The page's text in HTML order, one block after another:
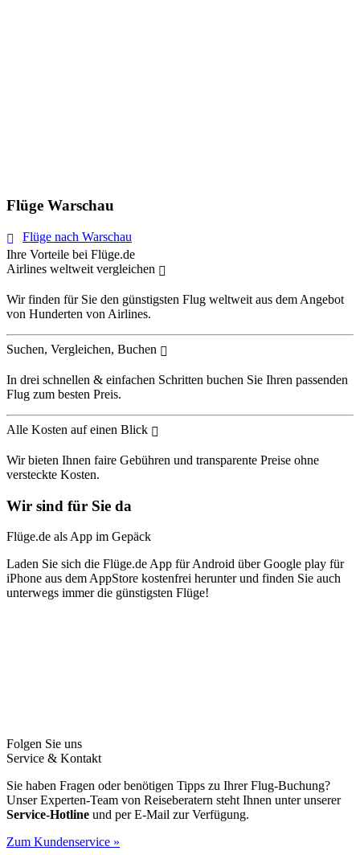
Flüge Warschau
Flüge nach Warschau
Ihre Vorteile bei Flüge.de
Airlines weltweit vergleichen
Wir finden für Sie den günstigsten Flug weltweit aus dem Angebot
von Hunderten von Airlines.
Suchen, Vergleichen, Buchen
In drei schnellen & einfachen Schritten buchen Sie Ihren passenden
Flug zum besten Preis.
Alle Kosten auf einen Blick
Wir bieten Ihnen faire Gebühren und transparente Preise ohne
versteckte Kosten.
Wir sind für Sie da
Flüge.de als App im Gepäck
Laden Sie sich die Flüge.de App für Android über Google play für
iPhone aus dem AppStore kostenfrei herunter und finden Sie auch
unterwegs immer die günstigsten Flüge!
Folgen Sie uns
Service & Kontakt
Sie haben Fragen oder benötigen Tipps zu Ihrer Flug-Buchung?
Unser Experten-Team von Reiseberatern steht Ihnen unter unserer
Service-Hotline und per E-Mail zur Verfügung.
Zum Kundenservice »